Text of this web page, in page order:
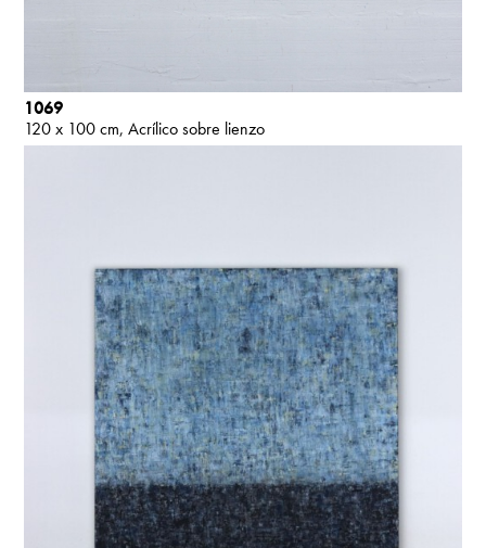
1069
120 x 100 cm Acrílico sobre lienzo